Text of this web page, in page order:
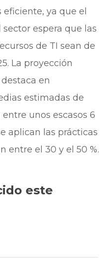
ya que el
espera que las
de TI sean de
La proyección
en
estimadas de
unos escasos 6
aplican las prácticas
entre el 30 y el 50 %.
este